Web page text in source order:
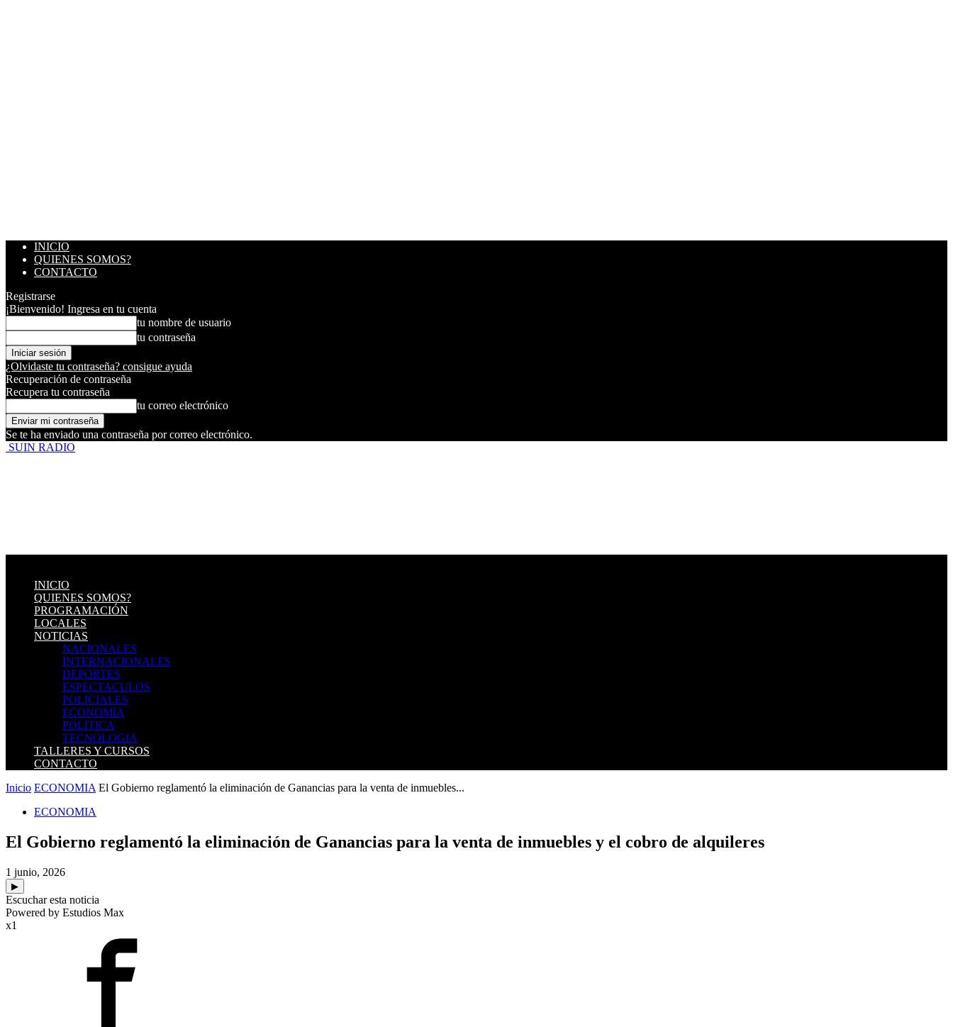
INICIO
QUIENES SOMOS?
CONTACTO
Registrarse
¡Bienvenido! Ingresa en tu cuenta
tu nombre de usuario
tu contraseña
¿Olvidaste tu contraseña? consigue ayuda
Recuperación de contraseña
Recupera tu contraseña
tu correo electrónico
Se te ha enviado una contraseña por correo electrónico.
SUIN RADIO
INICIO
QUIENES SOMOS?
PROGRAMACIÓN
LOCALES
NOTICIAS
NACIONALES
INTERNACIONALES
DEPORTES
ESPECTACULOS
POLICIALES
ECONOMIA
POLITICA
TECNOLOGIA
TALLERES Y CURSOS
CONTACTO
Inicio ECONOMIA El Gobierno reglamentó la eliminación de Ganancias para la venta de inmuebles...
ECONOMIA
El Gobierno reglamentó la eliminación de Ganancias para la venta de inmuebles y el cobro de alquileres
1 junio, 2026
▶
Escuchar esta noticia
Powered by Estudios Max
x1